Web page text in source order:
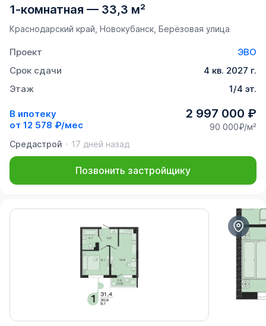
1-комнатная — 33,3 м²
Краснодарский край, Новокубанск, Берёзовая улица
Проект
ЭВО
Срок сдачи
4 кв. 2027 г.
Этаж
1/4 эт.
В ипотеку
от 12 578 ₽/мес
2 997 000 ₽
90 000₽/м²
Средастрой
17 дней назад
Позвонить застройщику